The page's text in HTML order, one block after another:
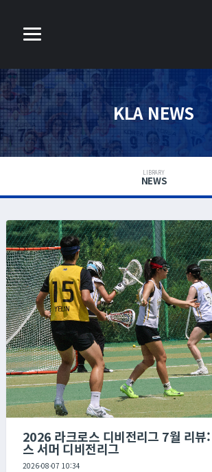
KLA NEWS
LIBRARY
NEWS
2026 라크로스 디비전리그 7월 리
스 서머 디비전리그
2026-08-07 10:34